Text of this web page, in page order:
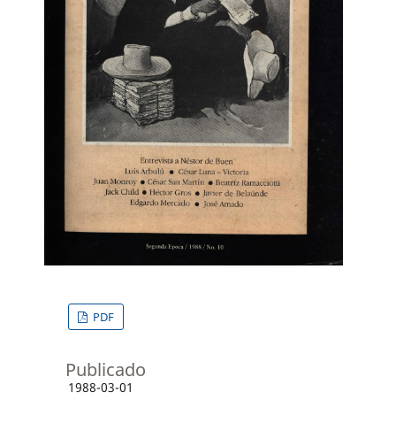
PDF
Publicado
1988-03-01